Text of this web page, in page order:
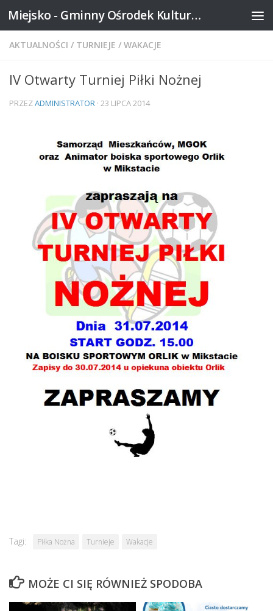
Skip to content Miejsko - Gminny Ośrodek Kultury w Mikstacie
AKTUALNOŚCI / TURNIEJE / WAKACJE
IV Otwarty Turniej Piłki Nożnej
PRZEZADMINISTRATOR · 23 LIPCA 2014
Tagi: Piłka Nożna Turnieje Wakacje
MOŻE CI SIĘ RÓWNIEŻ SPODOBA